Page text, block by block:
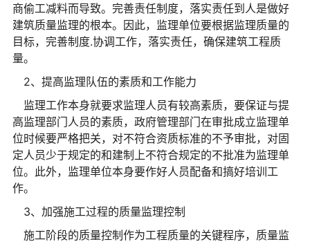
商偷工减料而导致。完善责任制度，落实责任到人是做好
建筑质量监理的根本。因此，监理单位要根据监理质量的
目标，完善制度.协调工作，落实责任，确保建筑工程质
量。
2、提高监理队伍的素质和工作能力
监理工作本身就要求监理人员有较高素质，要保证与提
高监理部门人员的素质，政府管理部门在审批成立监理单
位时候要严格把关，对不符合资质标准的不予审批，对固
定人员少于规定的和建制上不符合规定的不批准为监理单
位。此外，监理单位本身要作好人员配备和搞好培训工
作。
3、加强施工过程的质量监理控制
施工阶段的质量控制作为工程质量的关键程序，质量监